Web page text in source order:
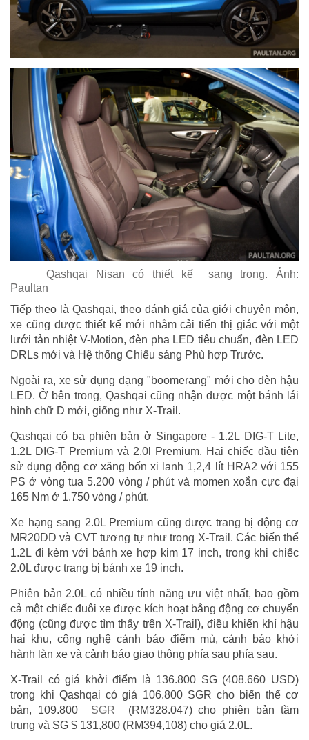
Qashqai Nisan có thiết kế
sang trọng. Ảnh:
Paultan
Tiếp theo là Qashqai, theo đánh giá của giới chuyên môn,
xe cũng được thiết kế mới nhằm cải tiến thị giác với một
lưới tản nhiệt V-Motion, đèn pha LED tiêu chuẩn, đèn LED
DRLs mới và Hệ thống Chiếu sáng Phù hợp Trước.
Ngoài ra, xe sử dụng dạng "boomerang" mới cho đèn hậu
LED. Ở bên trong, Qashqai cũng nhận được một bánh lái
hình chữ D mới, giống như X-Trail.
Qashqai có ba phiên bản ở Singapore - 1.2L DIG-T Lite,
1.2L DIG-T Premium và 2.0l Premium. Hai chiếc đầu tiên
sử dụng động cơ xăng bốn xi lanh 1,2,4 lít HRA2 với 155
PS ở vòng tua 5.200 vòng / phút và momen xoắn cực đại
165 Nm ở 1.750 vòng / phút.
Xe hạng sang 2.0L Premium cũng được trang bị động cơ
MR20DD và CVT tương tự như trong X-Trail. Các biến thể
1.2L đi kèm với bánh xe hợp kim 17 inch, trong khi chiếc
2.0L được trang bị bánh xe 19 inch.
Phiên bản 2.0L có nhiều tính năng ưu việt nhất, bao gồm
cả một chiếc đuôi xe được kích hoạt bằng động cơ chuyển
động (cũng được tìm thấy trên X-Trail), điều khiển khí hậu
hai khu, công nghệ cảnh báo điểm mù, cảnh báo khởi
hành làn xe và cảnh báo giao thông phía sau phía sau.
X-Trail có giá khởi điểm là 136.800 SG (408.660 USD)
trong khi Qashqai có giá 106.800 SGR cho biến thể cơ
bản, 109.800
SGR
(RM328.047) cho phiên bản tầm
trung và SG $ 131,800 (RM394,108) cho giá 2.0L.